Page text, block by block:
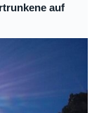
auf